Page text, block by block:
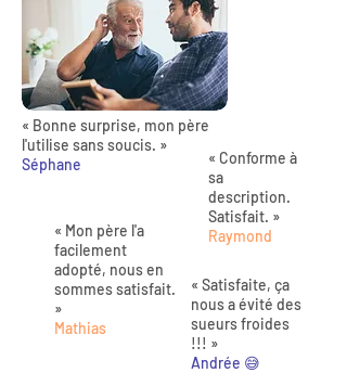
« Bonne surprise, mon père
l'utilise sans soucis. »
Séphane
« Mon père l'a
facilement
adopté, nous en
sommes satisfait.
»
Mathias
« Conforme à
sa
description.
Satisfait. »
Raymond
« Satisfaite, ça
nous a évité des
sueurs froides
!!! »
Andrée 😅